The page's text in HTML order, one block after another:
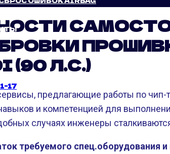
17
(90 Л.С.)
предлагающие работы по
и компетенцией для
случаях инженеры
требуемого спец.оборудования